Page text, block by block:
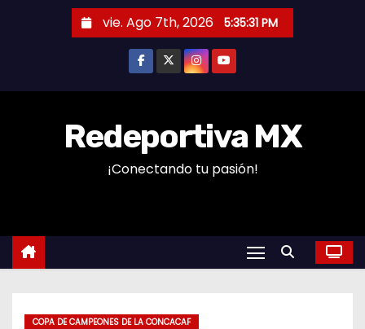
n
vie. Ago 7th, 2026 5:35:32 PM
Redeportiva MX
¡Conectando tu pasión!
COPA DE CAMPEONES DE LA CONCACAF